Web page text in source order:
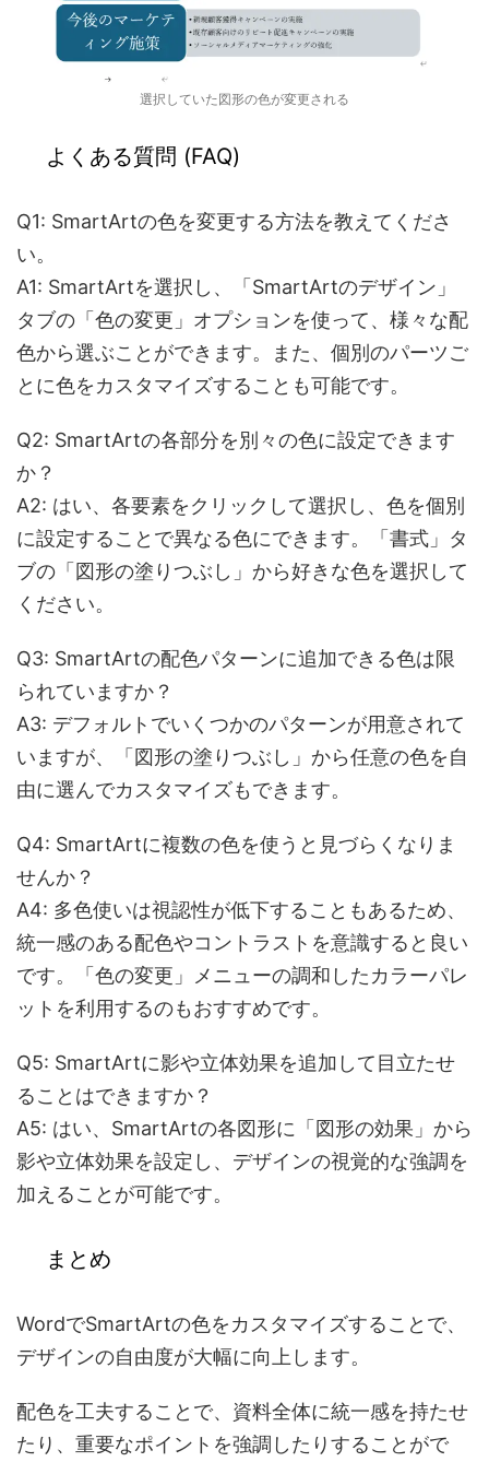
選択していた図形の色が変更される
よくある質問 (FAQ)
Q1: SmartArtの色を変更する方法を教えてくださ
い。
A1: SmartArtを選択し、「SmartArtのデザイン」
タブの「色の変更」オプションを使って、様々な配
色から選ぶことができます。また、個別のパーツご
とに色をカスタマイズすることも可能です。
Q2: SmartArtの各部分を別々の色に設定できます
か？
A2: はい、各要素をクリックして選択し、色を個別
に設定することで異なる色にできます。「書式」タ
ブの「図形の塗りつぶし」から好きな色を選択して
ください。
Q3: SmartArtの配色パターンに追加できる色は限
られていますか？
A3: デフォルトでいくつかのパターンが用意されて
いますが、「図形の塗りつぶし」から任意の色を自
由に選んでカスタマイズもできます。
Q4: SmartArtに複数の色を使うと見づらくなりま
せんか？
A4: 多色使いは視認性が低下することもあるため、
統一感のある配色やコントラストを意識すると良い
です。「色の変更」メニューの調和したカラーパレ
ットを利用するのもおすすめです。
Q5: SmartArtに影や立体効果を追加して目立たせ
ることはできますか？
A5: はい、SmartArtの各図形に「図形の効果」から
影や立体効果を設定し、デザインの視覚的な強調を
加えることが可能です。
まとめ
WordでSmartArtの色をカスタマイズすることで、
デザインの自由度が大幅に向上します。
配色を工夫することで、資料全体に統一感を持たせ
たり、重要なポイントを強調したりすることがで